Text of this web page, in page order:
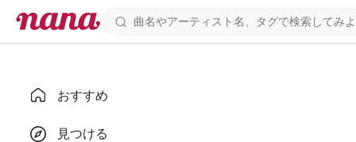
おすすめ
見つける